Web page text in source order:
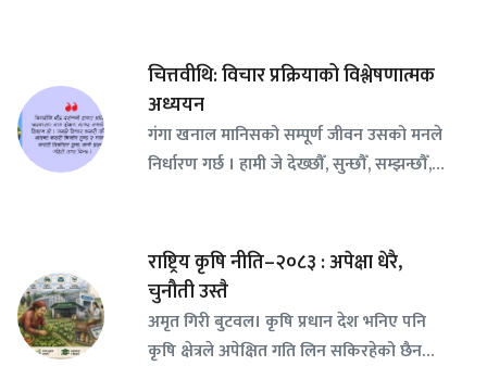
चित्तवीथि: विचार प्रक्रियाको विश्लेषणात्मक
अध्ययन
गंगा खनाल मानिसको सम्पूर्ण जीवन उसको मनले
निर्धारण गर्छ । हामी जे देख्छौँ, सुन्छौँ, सम्झन्छौँ,…
राष्ट्रिय कृषि नीति–२०८३ : अपेक्षा धेरै,
चुनौती उस्तै
अमृत गिरी बुटवल। कृषि प्रधान देश भनिए पनि
कृषि क्षेत्रले अपेक्षित गति लिन सकिरहेको छैन…